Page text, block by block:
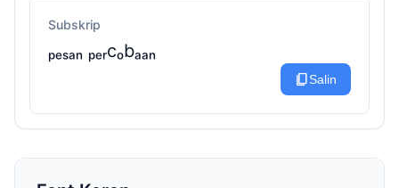
Subskrip
ₚₑₛₐₙ ₚₑᵣcₒbₐₐₙ
content_copySalin